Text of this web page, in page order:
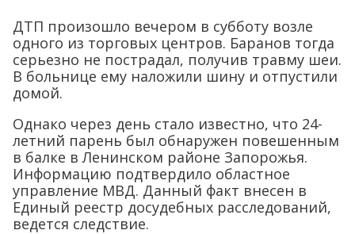
ДТП произошло вечером в субботу возле
одного из торговых центров. Баранов тогда
серьезно не пострадал, получив травму шеи.
В больнице ему наложили шину и отпустили
домой.
Однако через день стало известно, что 24-
летний парень был обнаружен повешенным
в балке в Ленинском районе Запорожья.
Информацию подтвердило областное
управление МВД. Данный факт внесен в
Единый реестр досудебных расследований,
ведется следствие.